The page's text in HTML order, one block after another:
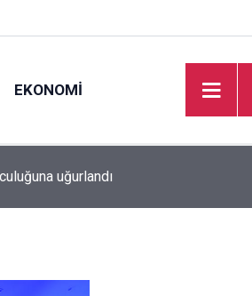
EKONOMI
Filistin meselesinden